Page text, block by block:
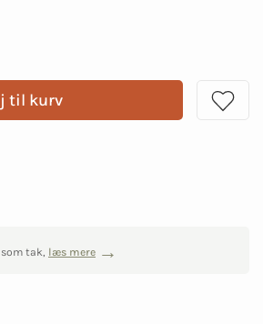
til kurv
tak, læs mere